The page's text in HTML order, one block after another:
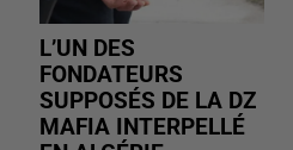
L’UN DES
FONDATEURS
SUPPOSÉS DE LA DZ
MAFIA INTERPELLÉ